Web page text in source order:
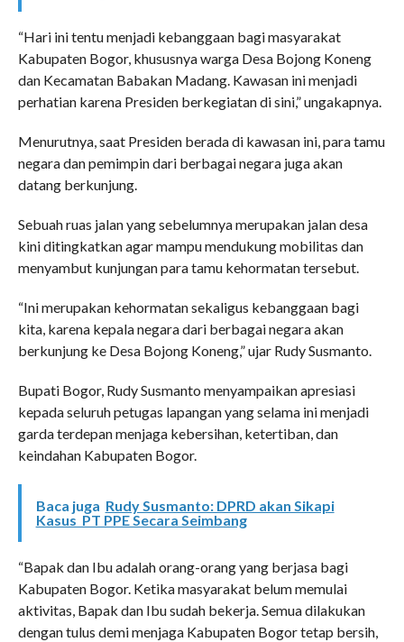
“Hari ini tentu menjadi kebanggaan bagi masyarakat
Kabupaten Bogor, khususnya warga Desa Bojong Koneng
dan Kecamatan Babakan Madang. Kawasan ini menjadi
perhatian karena Presiden berkegiatan di sini,” ungakapnya.
Menurutnya, saat Presiden berada di kawasan ini, para tamu
negara dan pemimpin dari berbagai negara juga akan
datang berkunjung.
Sebuah ruas jalan yang sebelumnya merupakan jalan desa
kini ditingkatkan agar mampu mendukung mobilitas dan
menyambut kunjungan para tamu kehormatan tersebut.
“Ini merupakan kehormatan sekaligus kebanggaan bagi
kita, karena kepala negara dari berbagai negara akan
berkunjung ke Desa Bojong Koneng,” ujar Rudy Susmanto.
Bupati Bogor, Rudy Susmanto menyampaikan apresiasi
kepada seluruh petugas lapangan yang selama ini menjadi
garda terdepan menjaga kebersihan, ketertiban, dan
keindahan Kabupaten Bogor.
Baca juga Rudy Susmanto: DPRD akan Sikapi
Kasus PT PPE Secara Seimbang
“Bapak dan Ibu adalah orang-orang yang berjasa bagi
Kabupaten Bogor. Ketika masyarakat belum memulai
aktivitas, Bapak dan Ibu sudah bekerja. Semua dilakukan
dengan tulus demi menjaga Kabupaten Bogor tetap bersih,